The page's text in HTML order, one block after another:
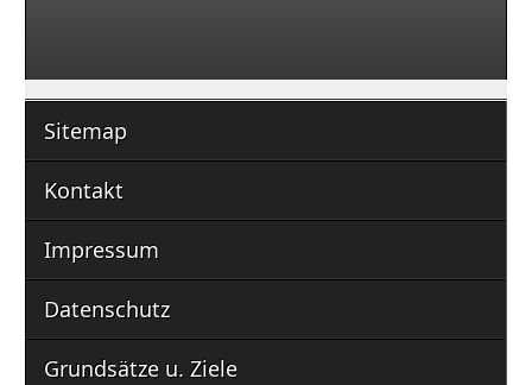
Sitemap
Kontakt
Impressum
Datenschutz
Grundsätze u. Ziele